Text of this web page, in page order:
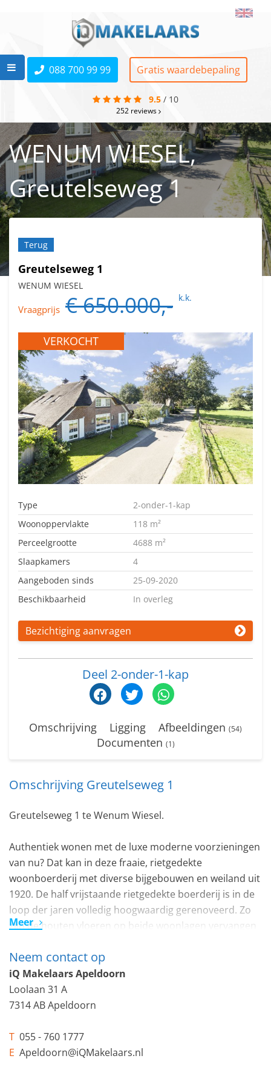
088 700 99 99 Gratis waardebepaling
9.5 / 10
252 reviews
WENUM WIESEL,
Greutelseweg 1
Terug
Greutelseweg 1
WENUM WIESEL
Vraagprijs € 650.000,- k.k.
VERKOCHT
Type
2-onder-1-kap
Woonoppervlakte
118 m²
Perceelgrootte
4688 m²
Slaapkamers
4
Aangeboden sinds
25-09-2020
Beschikbaarheid
In overleg
Bezichtiging aanvragen
Deel 2-onder-1-kap
Omschrijving Ligging Afbeeldingen (54)
Documenten (1)
Omschrijving Greutelseweg 1
Greutelseweg 1 te Wenum Wiesel.
Authentiek wonen met de luxe moderne voorzieningen
van nu? Dat kan in deze fraaie, rietgedekte
woonboerderij met diverse bijgebouwen en weiland uit
1920. De half vrijstaande rietgedekte boerderij is in de
loop der jaren volledig hoogwaardig gerenoveerd. Zo
zijn de houten vloeren op beide woonlagen vervangen
en zijn vloeren, muren en het dak geïsoleerd en zijn
er zonnepanelen aangebracht. Dit heeft geresulteerd
in een energielabel B!
De woning is gelegen in een landelijke omgeving, op
beschikt over meerdere bijgebouwen die verschillende
functies bekleden. Zo is er een knusse bungalow die in
Meer
Neem contact op
iQ Makelaars Apeldoorn
Loolaan 31 A
7314 AB Apeldoorn
T 055 - 760 1777
E Apeldoorn@iQMakelaars.nl